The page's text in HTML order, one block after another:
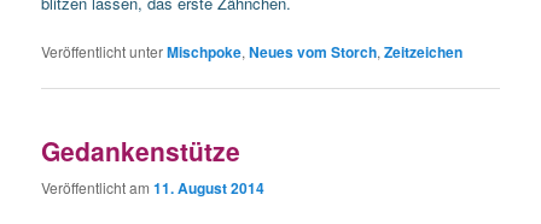
Veröffentlicht unterMischpoke,Neues vom Storch,Zeitzeichen
Gedankenstütze
Veröffentlicht am11. August 2014